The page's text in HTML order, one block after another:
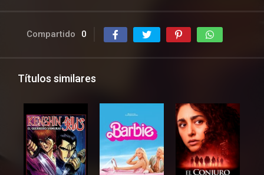
Compartido 0
Títulos similares